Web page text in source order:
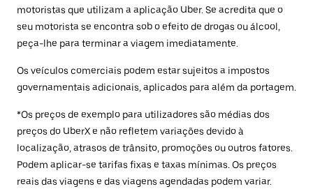
motoristas que utilizam a aplicação Uber. Se acredita que o
seu motorista se encontra sob o efeito de drogas ou álcool,
peça-lhe para terminar a viagem imediatamente.
Os veículos comerciais podem estar sujeitos a impostos
governamentais adicionais, aplicados para além da portagem.
*Os preços de exemplo para utilizadores são médias dos
preços do UberX e não refletem variações devido à
localização, atrasos de trânsito, promoções ou outros fatores.
Podem aplicar-se tarifas fixas e taxas mínimas. Os preços
reais das viagens e das viagens agendadas podem variar.